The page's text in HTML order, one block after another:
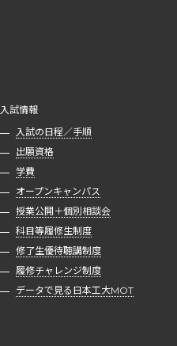
入試情報
入試の日程／手順
出願資格
学費
オープンキャンパス
授業公開＋個別相談会
科目等履修生制度
修了生優待聴講制度
履修チャレンジ制度
データで見る日本工大MOT